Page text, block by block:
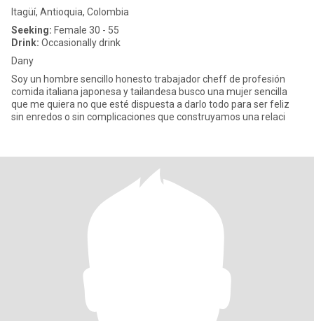
Itagüí, Antioquia, Colombia
Seeking: Female 30 - 55
Drink: Occasionally drink
Dany
Soy un hombre sencillo honesto trabajador cheff de profesión
comida italiana japonesa y tailandesa busco una mujer sencilla
que me quiera no que esté dispuesta a darlo todo para ser feliz
sin enredos o sin complicaciones que construyamos una relaci